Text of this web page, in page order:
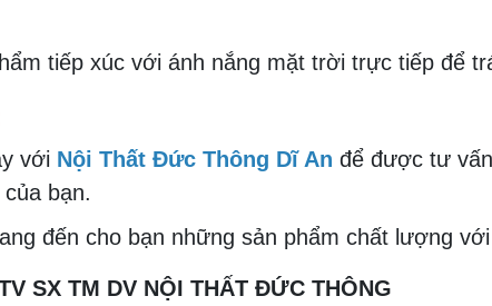
tiếp xúc với ánh nắng mặt trời trực tiếp để
với Nội Thất Đức Thông Dĩ An để được tư
bạn.
đến cho bạn những sản phẩm chất lượng
SX TM DV NỘI THẤT ĐỨC THÔNG